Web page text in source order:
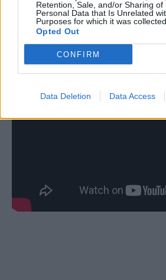
Retention, Sale, and/or Sharing of
Personal Data that Is Unrelated
Purposes for which it was collected.
Opted Out
CONFIRM
Data Deletion Data Access
Δείτε το βίντεο: